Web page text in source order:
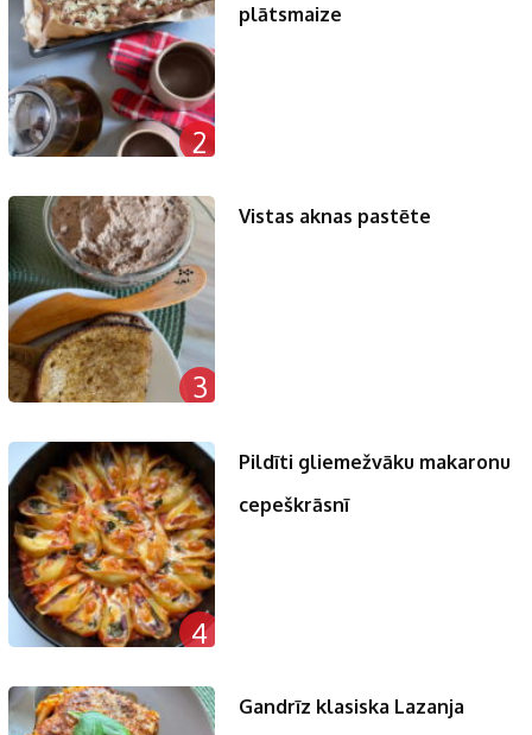
2
plātsmaize
3
Vistas aknas pastēte
4
Pildīti gliemežvāku makaronu
cepeškrāsnī
Gandrīz klasiska Lazanja